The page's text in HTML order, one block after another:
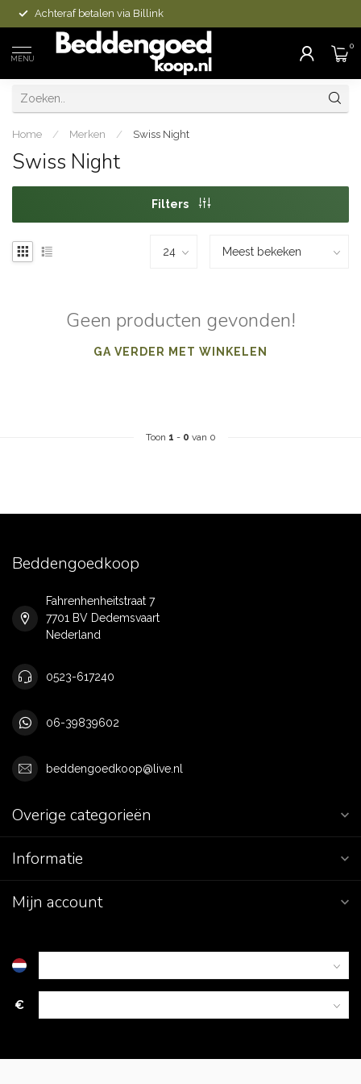
Achteraf betalen via Billink
MENU
0
Home / Merken / Swiss Night
Swiss Night
Filters
Geen producten gevonden!
GA VERDER MET WINKELEN
Toon 1 - 0 van 0
Beddengoedkoop
Fahrenhenheitstraat 7
7701 BV Dedemsvaart
Nederland
0523-617240
06-39839602
beddengoedkoop@live.nl
Overige categorieën
Informatie
Mijn account
€